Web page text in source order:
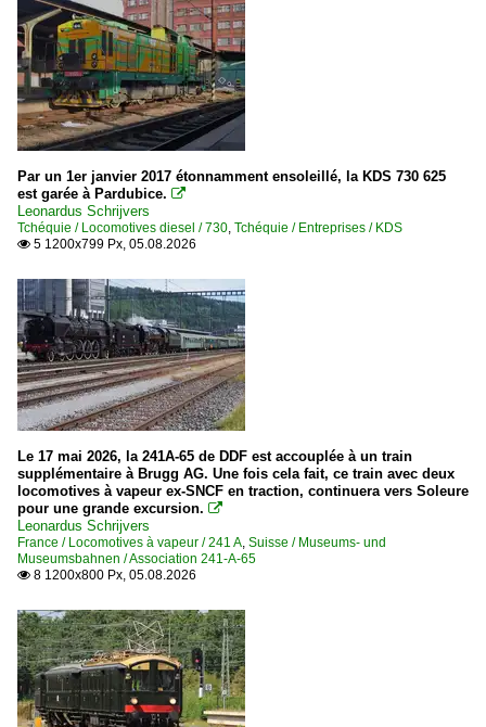
Par un 1er janvier 2017 étonnamment ensoleillé, la KDS 730 625
est garée à Pardubice. 
Leonardus Schrijvers
Tchéquie / Locomotives diesel / 730, Tchéquie / Entreprises / KDS
 5 1200x799 Px, 05.08.2026
Le 17 mai 2026, la 241A-65 de DDF est accouplée à un train
supplémentaire à Brugg AG. Une fois cela fait, ce train avec deux
locomotives à vapeur ex-SNCF en traction, continuera vers Soleure
pour une grande excursion. 
Leonardus Schrijvers
France / Locomotives à vapeur / 241 A, Suisse / Museums- und
Museumsbahnen / Association 241-A-65
 8 1200x800 Px, 05.08.2026